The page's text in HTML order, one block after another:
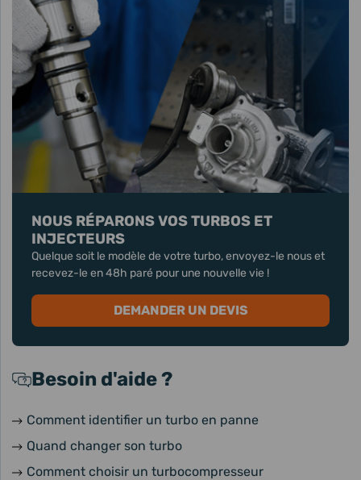
NOUS RÉPARONS VOS TURBOS ET
INJECTEURS
Quelque soit le modèle de votre turbo, envoyez-le nous et
recevez-le en 48h paré pour une nouvelle vie !
DEMANDER UN DEVIS
Besoin d'aide ?
Comment identifier un turbo en panne
Quand changer son turbo
Comment choisir un turbocompresseur